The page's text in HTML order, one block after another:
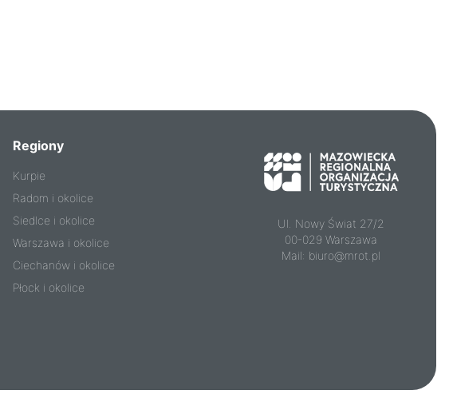
Regiony
Kurpie
Radom i okolice
Siedlce i okolice
Warszawa i okolice
Ciechanów i okolice
Płock i okolice
Ul. Nowy Świat 27/2
00-029 Warszawa
Mail: biuro@mrot.pl